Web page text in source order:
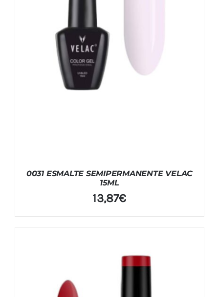
0031 ESMALTE SEMIPERMANENTE VELAC
15ML
13,87€